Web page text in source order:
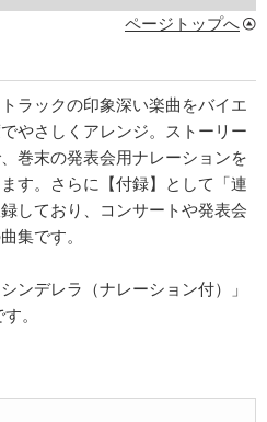
ページトップへ
ラックの印象深い楽曲をバイエ
やさしくアレンジ。ストーリー
巻末の発表会用ナレーションを
す。さらに【付録】として「連
しており、コンサートや発表会
集です。
デレラ（ナレーション付）」
。